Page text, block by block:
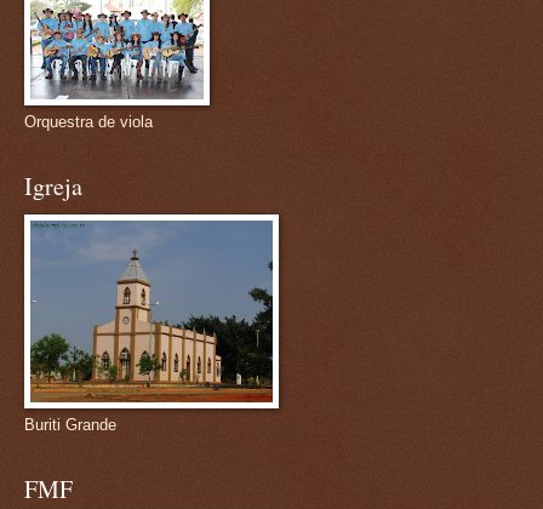
Orquestra de viola
Igreja
Buriti Grande
FMF